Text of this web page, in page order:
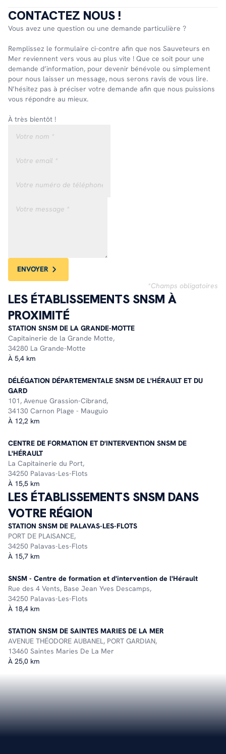
CONTACTEZ NOUS !
Vous avez une question ou une demande particulière ?
Remplissez le formulaire ci-contre afin que nos Sauveteurs en
Mer reviennent vers vous au plus vite ! Que ce soit pour une
demande d’information, pour devenir bénévole ou simplement
pour nous laisser un message, nous serons ravis de vous lire.
N’hésitez pas à préciser votre demande afin que nous puissions
vous répondre au mieux.
À très bientôt !
ENVOYER
*Champs obligatoires
LES ÉTABLISSEMENTS SNSM À
PROXIMITÉ
STATION SNSM DE LA GRANDE-MOTTE
Capitainerie de la Grande Motte,
34280 La Grande-Motte
À 5,4 km
DÉLÉGATION DÉPARTEMENTALE SNSM DE L'HÉRAULT ET DU
GARD
101, Avenue Grassion-Cibrand,
34130 Carnon Plage - Mauguio
À 12,2 km
CENTRE DE FORMATION ET D'INTERVENTION SNSM DE
L'HÉRAULT
La Capitainerie du Port,
34250 Palavas-Les-Flots
À 15,5 km
LES ÉTABLISSEMENTS SNSM DANS
VOTRE RÉGION
STATION SNSM DE PALAVAS-LES-FLOTS
PORT DE PLAISANCE,
34250 Palavas-Les-Flots
À 15,7 km
SNSM - Centre de formation et d'intervention de l'Hérault
Rue des 4 Vents, Base Jean Yves Descamps,
34250 Palavas-Les-Flots
À 18,4 km
STATION SNSM DE SAINTES MARIES DE LA MER
AVENUE THÉODORE AUBANEL, PORT GARDIAN,
13460 Saintes Maries De La Mer
À 25,0 km